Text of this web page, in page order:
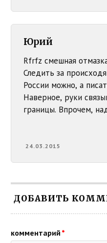
Юрий
Rfrfz смешная
Следить за
России можно, а
Наверное, руки
границы. Впрочем,
24.03.2015
ДОБАВИТЬ
комментарий *